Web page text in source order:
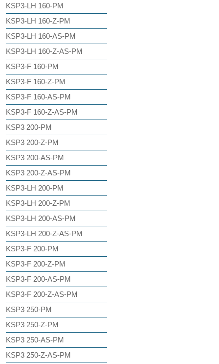
KSP3-LH 160-PM
KSP3-LH 160-Z-PM
KSP3-LH 160-AS-PM
KSP3-LH 160-Z-AS-PM
KSP3-F 160-PM
KSP3-F 160-Z-PM
KSP3-F 160-AS-PM
KSP3-F 160-Z-AS-PM
KSP3 200-PM
KSP3 200-Z-PM
KSP3 200-AS-PM
KSP3 200-Z-AS-PM
KSP3-LH 200-PM
KSP3-LH 200-Z-PM
KSP3-LH 200-AS-PM
KSP3-LH 200-Z-AS-PM
KSP3-F 200-PM
KSP3-F 200-Z-PM
KSP3-F 200-AS-PM
KSP3-F 200-Z-AS-PM
KSP3 250-PM
KSP3 250-Z-PM
KSP3 250-AS-PM
KSP3 250-Z-AS-PM